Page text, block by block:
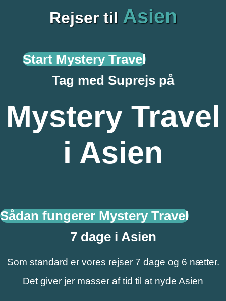
Rejser til Asien
Start Mystery Travel
Tag med Suprejs på
Mystery Travel
i Asien
Sådan fungerer Mystery Travel
7 dage i Asien
Som standard er vores rejser 7 dage og 6 nætter.
Det giver jer masser af tid til at nyde Asien